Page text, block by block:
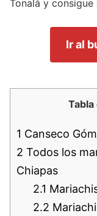
Tonalá y
Ir al
1 Canseco
2 Todos los
Chiapas
2.1
2.2